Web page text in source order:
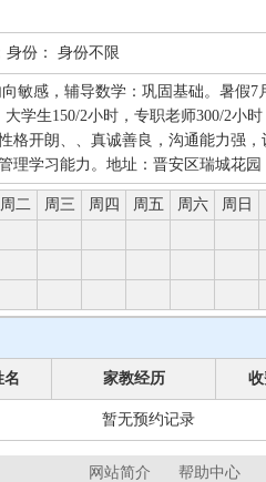
身份： 身份不限
敏感，辅导数学：巩固基础。暑假7
大学生150/2小时，专职老师300/2小
格开朗、、真诚善良，沟通能力强
理学习能力。地址：晋安区瑞城花园
周二 周三 周四 周五 周六 周日
名 家教经历
暂无预约记录
网站简介 帮助中心